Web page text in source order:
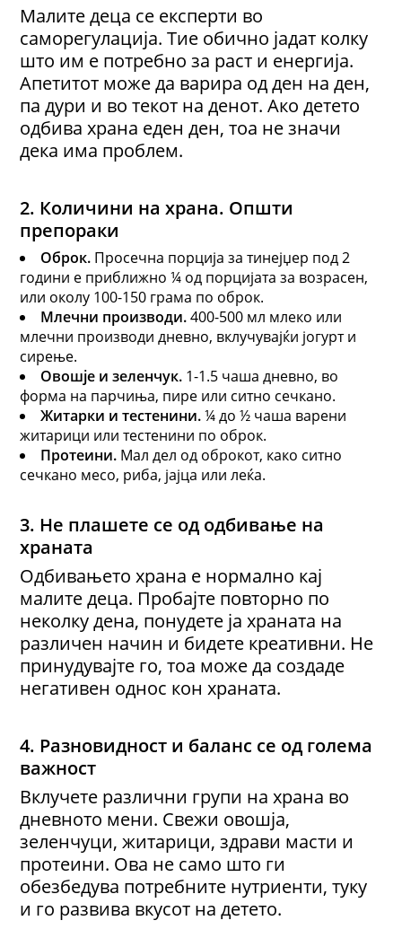
Малите деца се експерти во
саморегулација. Тие обично јадат колку
што им е потребно за раст и енергија.
Апетитот може да варира од ден на ден,
па дури и во текот на денот. Ако детето
одбива храна еден ден, тоа не значи
дека има проблем.
2. Количини на храна. Општи
препораки
Оброк. Просечна порција за тинејџер под 2
години е приближно ¼ од порцијата за возрасен,
или околу 100-150 грама по оброк.
Млечни производи.400-500 мл млеко или
млечни производи дневно, вклучувајќи јогурт и
сирење.
Овошје и зеленчук. 1-1.5 чаша дневно, во
форма на парчиња, пире или ситно сечкано.
Житарки и тестенини.¼ до ½ чаша варени
житарици или тестенини по оброк.
Протеини. Мал дел од оброкот, како ситно
сечкано месо, риба, јајца или леќа.
3. Не плашете се од одбивање на
храната
Одбивањето храна е нормално кај
малите деца. Пробајте повторно по
неколку дена, понудете ја храната на
различен начин и бидете креативни. Не
принудувајте го, тоа може да создаде
негативен однос кон храната.
4. Разновидност и баланс се од голема
важност
Вклучете различни групи на храна во
дневното мени. Свежи овошја,
зеленчуци, житарици, здрави масти и
протеини. Ова не само што ги
обезбедува потребните нутриенти, туку
и го развива вкусот на детето.